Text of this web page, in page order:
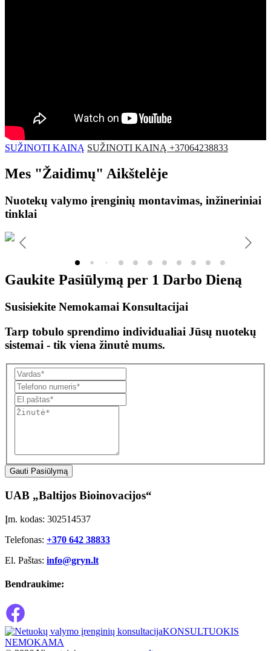
SUŽINOTI KAINĄ SUŽINOTI KAINĄ +37064238833
Mes "Žaidimų" Aikštelėje
Nuotekų valymo įrenginių montavimas, inžineriniai
tinklai
Gaukite Pasiūlymą per 1 Darbo Dieną
Susisiekite Nemokamai Konsultacijai
Tarp tobulo sprendimo individualiai Jūsų nuotekų
sistemai - tik viena žinutė mums.
Gauti Pasiūlymą
UAB „Baltijos Bioinovacijos“
Įm. kodas: 302514537
Telefonas: +370 642 38833
El. Paštas: info@gryn.lt
Bendraukime:
KONSULTUOKIS
NEMOKAMA